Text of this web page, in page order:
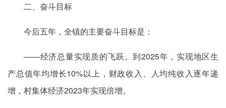
二、奋斗目标
今后五年，全镇的主要奋斗目标是：
——经济总量实现质的飞跃。到2025年，实现地区生
产总值年均增长10%以上，财政收入、人均纯收入逐年递
增，村集体经济2023年实现倍增。